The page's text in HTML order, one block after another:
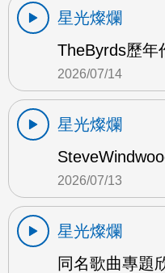
星光燦爛
TheByrds歷年
2026/07/14
星光燦爛
2026/07/13
星光燦爛
同名歌曲專題